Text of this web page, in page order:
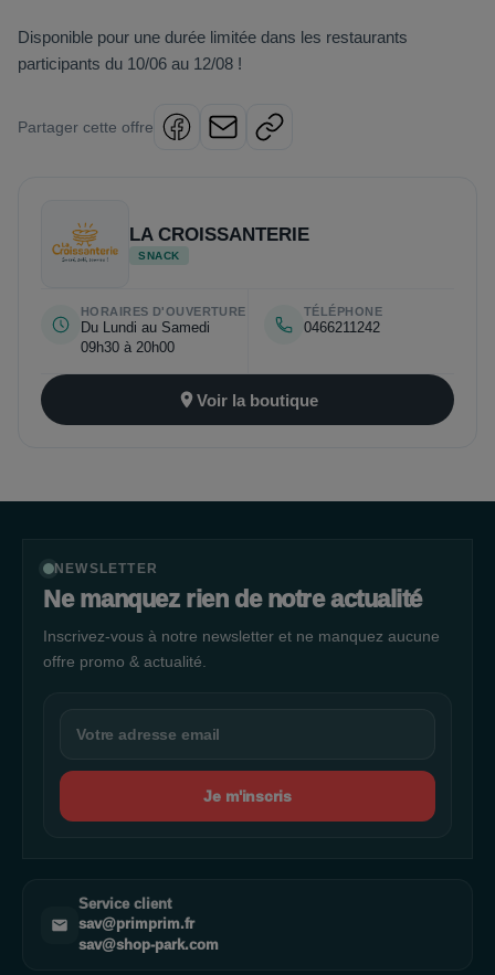
Disponible pour une durée limitée dans les restaurants
participants du 10/06 au 12/08 !
Partager cette offre FacebookEmail Copier le lien
LA CROISSANTERIE
SNACK
HORAIRES D'OUVERTURE
Du Lundi au Samedi
09h30 à 20h00
TÉLÉPHONE
0466211242
Voir la boutique
NEWSLETTER
Ne manquez rien de notre actualité
Inscrivez-vous à notre newsletter et ne manquez aucune
offre promo & actualité.
Je m'inscris
Service client
sav@primprim.fr
sav@shop-park.com